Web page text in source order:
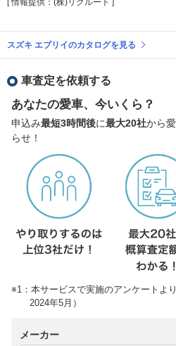
スズキ エブリイのカタログを見る
車査定を依頼する
あなたの愛車、今いくら？
申込み最短3時間後に最大20社から
らせ！
※1：本サービスで実施のアンケートよ
2024年5月）
メーカー